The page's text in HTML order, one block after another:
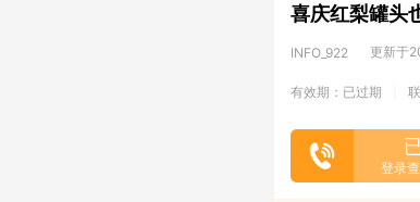
喜庆红梨罐头
INFO_922 更新于
有效期：已过期
登录